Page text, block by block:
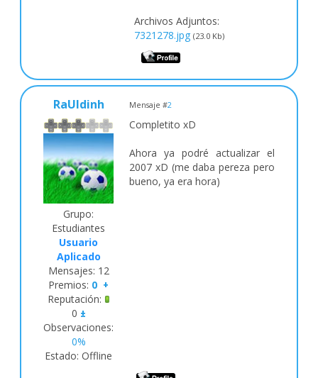
Archivos Adjuntos:
7321278.jpg (23.0 Kb)
RaUldinh Mensaje #2
Grupo:
Estudiantes
Usuario
Aplicado
Mensajes: 12
Premios: 0 +
Reputación:
0 ±
Observaciones:
0%
Estado: Offline
Completito xD
Ahora ya podré actualizar el
2007 xD (me daba pereza pero
bueno, ya era hora)